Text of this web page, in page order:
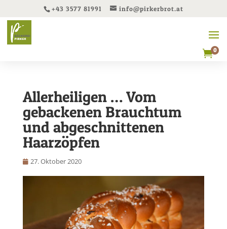
+43 3577 81991 info@pirkerbrot.at
0
Allerheiligen … Vom
gebackenen Brauchtum
und abgeschnittenen
Haarzöpfen
27. Oktober 2020